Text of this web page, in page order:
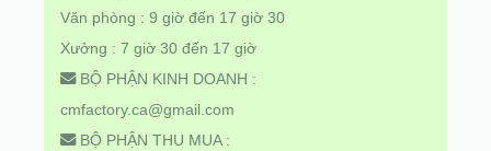
Văn phòng : 9 giờ đến 17 giờ 30
Xưởng : 7 giờ 30 đến 17 giờ
BỘ PHẬN KINH DOANH :
cmfactory.ca@gmail.com
BỘ PHẬN THU MUA :